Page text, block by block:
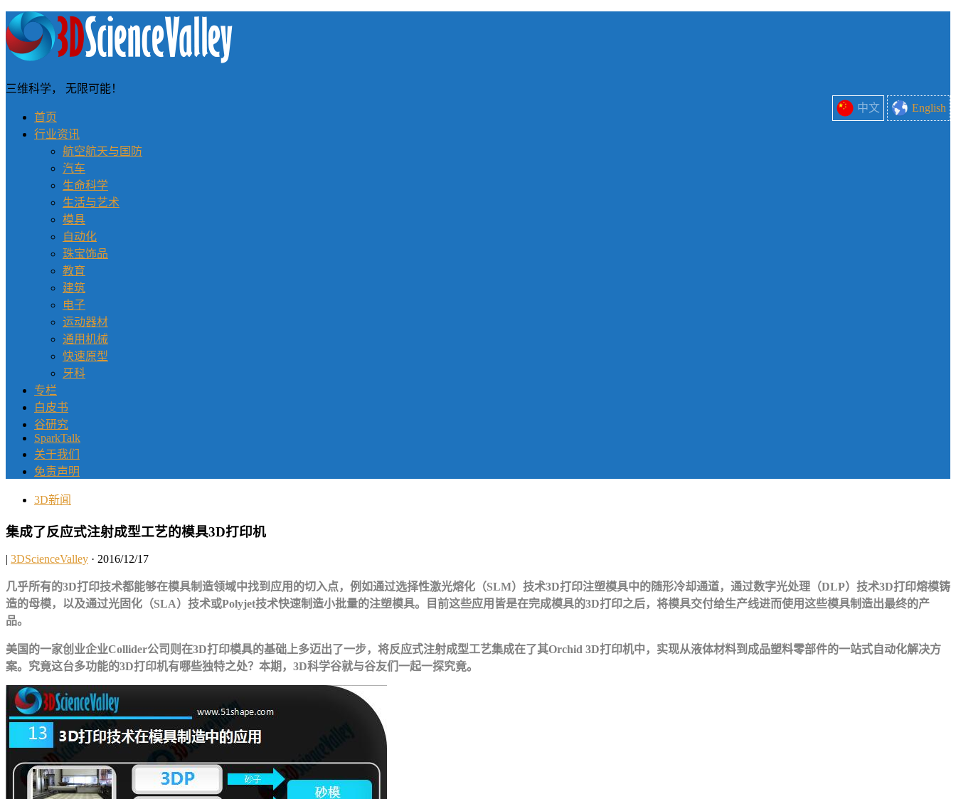
中文 English
三维科学， 无限可能！
首页
行业资讯
航空航天与国防
汽车
生命科学
生活与艺术
模具
自动化
珠宝饰品
教育
建筑
电子
运动器材
通用机械
快速原型
牙科
专栏
白皮书
谷研究
SparkTalk
关于我们
免责声明
3D新闻
集成了反应式注射成型工艺的模具3D打印机
| 3DScienceValley · 2016/12/17
几乎所有的3D打印技术都能够在模具制造领域中找到应用的切入点，例如通过选择性激光熔化（SLM）技术3D打印注塑模具中的随形冷却通道，通过数字光处理（DLP）技术3D打印熔模铸
造的母模，以及通过光固化（SLA）技术或Polyjet技术快速制造小批量的注塑模具。目前这些应用皆是在完成模具的3D打印之后，将模具交付给生产线进而使用这些模具制造出最终的产
品。
美国的一家创业企业Collider公司则在3D打印模具的基础上多迈出了一步，将反应式注射成型工艺集成在了其Orchid 3D打印机中，实现从液体材料到成品塑料零部件的一站式自动化解决方
案。究竟这台多功能的3D打印机有哪些独特之处？本期，3D科学谷就与谷友们一起一探究竟。